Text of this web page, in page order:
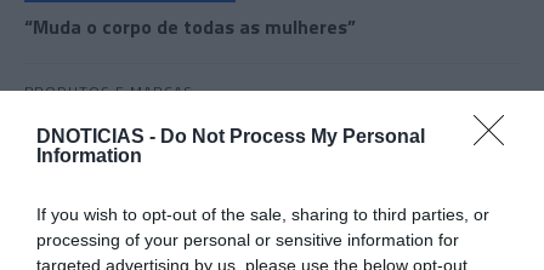
DNOTICIAS - Do Not Process My Personal
Information
If you wish to opt-out of the sale, sharing to third parties, or
processing of your personal or sensitive information for
targeted advertising by us, please use the below opt-out
“Muda o corpo de todas as mulheres”
PRODUTOS E MARCAS
Conheça a programação de fim-de-semana dos hotéis
da colecção Savoy Signature